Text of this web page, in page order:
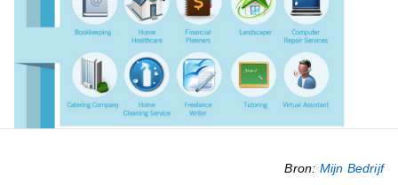
Bron: Mijn Bedrijf